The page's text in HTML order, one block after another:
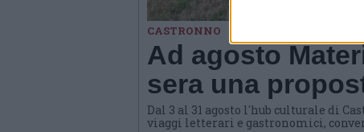
CASTRONNO
Ad agosto
sera una
Dal 3 al 31 agosto l'hub culturale di
viaggi letterari e gastronomici,